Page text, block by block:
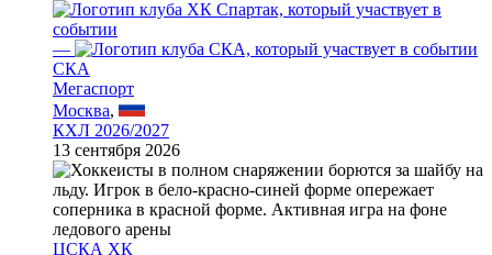
—
СКА
Мегаспорт
Москва,
КХЛ 2026/2027
13 сентября 2026
ЦСКА ХК